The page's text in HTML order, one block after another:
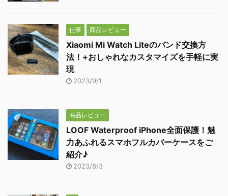
仕事 商品レビュー
Xiaomi Mi Watch Liteのバンド交換方
法！+おしゃれなカスタマイズを手軽に実
現
2023/9/1
商品レビュー
LOOF Waterproof iPhone全面保護！魅
力あふれるスマホフルカバーケースをご
紹介♪
2023/8/3